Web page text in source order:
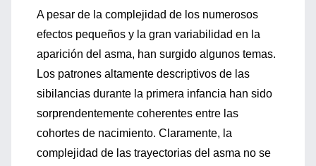
A pesar de la complejidad de los numerosos
efectos pequeños y la gran variabilidad en la
aparición del asma, han surgido algunos temas.
Los patrones altamente descriptivos de las
sibilancias durante la primera infancia han sido
sorprendentemente coherentes entre las
cohortes de nacimiento. Claramente, la
complejidad de las trayectorias del asma no se